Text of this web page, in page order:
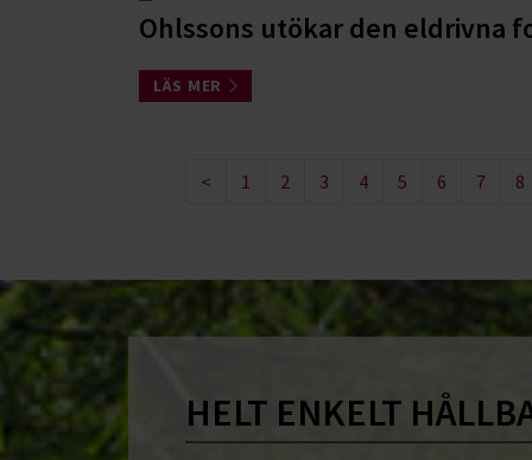
Ohlssons utökar den eldrivna
LÄS MER
< 1 2 3 4 5 6 7 8
HELT ENKELT